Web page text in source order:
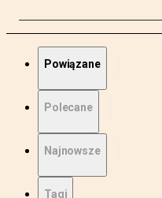
Powiązane
Polecane
Najnowsze
Tagi